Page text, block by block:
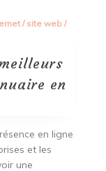
/ site web /
en
en ligne
et les
une